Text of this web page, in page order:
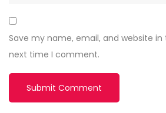
Save my name, email, and website
next time I comment.